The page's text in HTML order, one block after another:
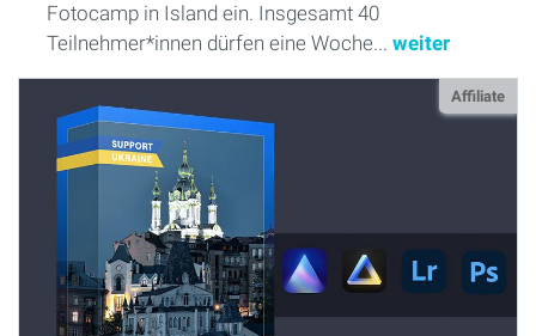
Fotocamp in Island ein. Insgesamt 40
Teilnehmer*innen dürfen eine Woche... weiter
Affiliate